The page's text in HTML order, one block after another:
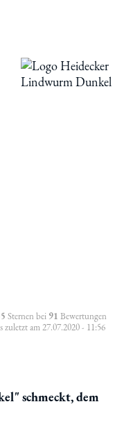
Sternen bei 91 Bewertungen
zuletzt am 27.07.2020 - 11:56
schmeckt, dem